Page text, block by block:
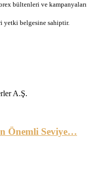
bültenleri ve kampanyaları
yetki belgesine sahiptir.
A.Ş.
Önemli Seviye…